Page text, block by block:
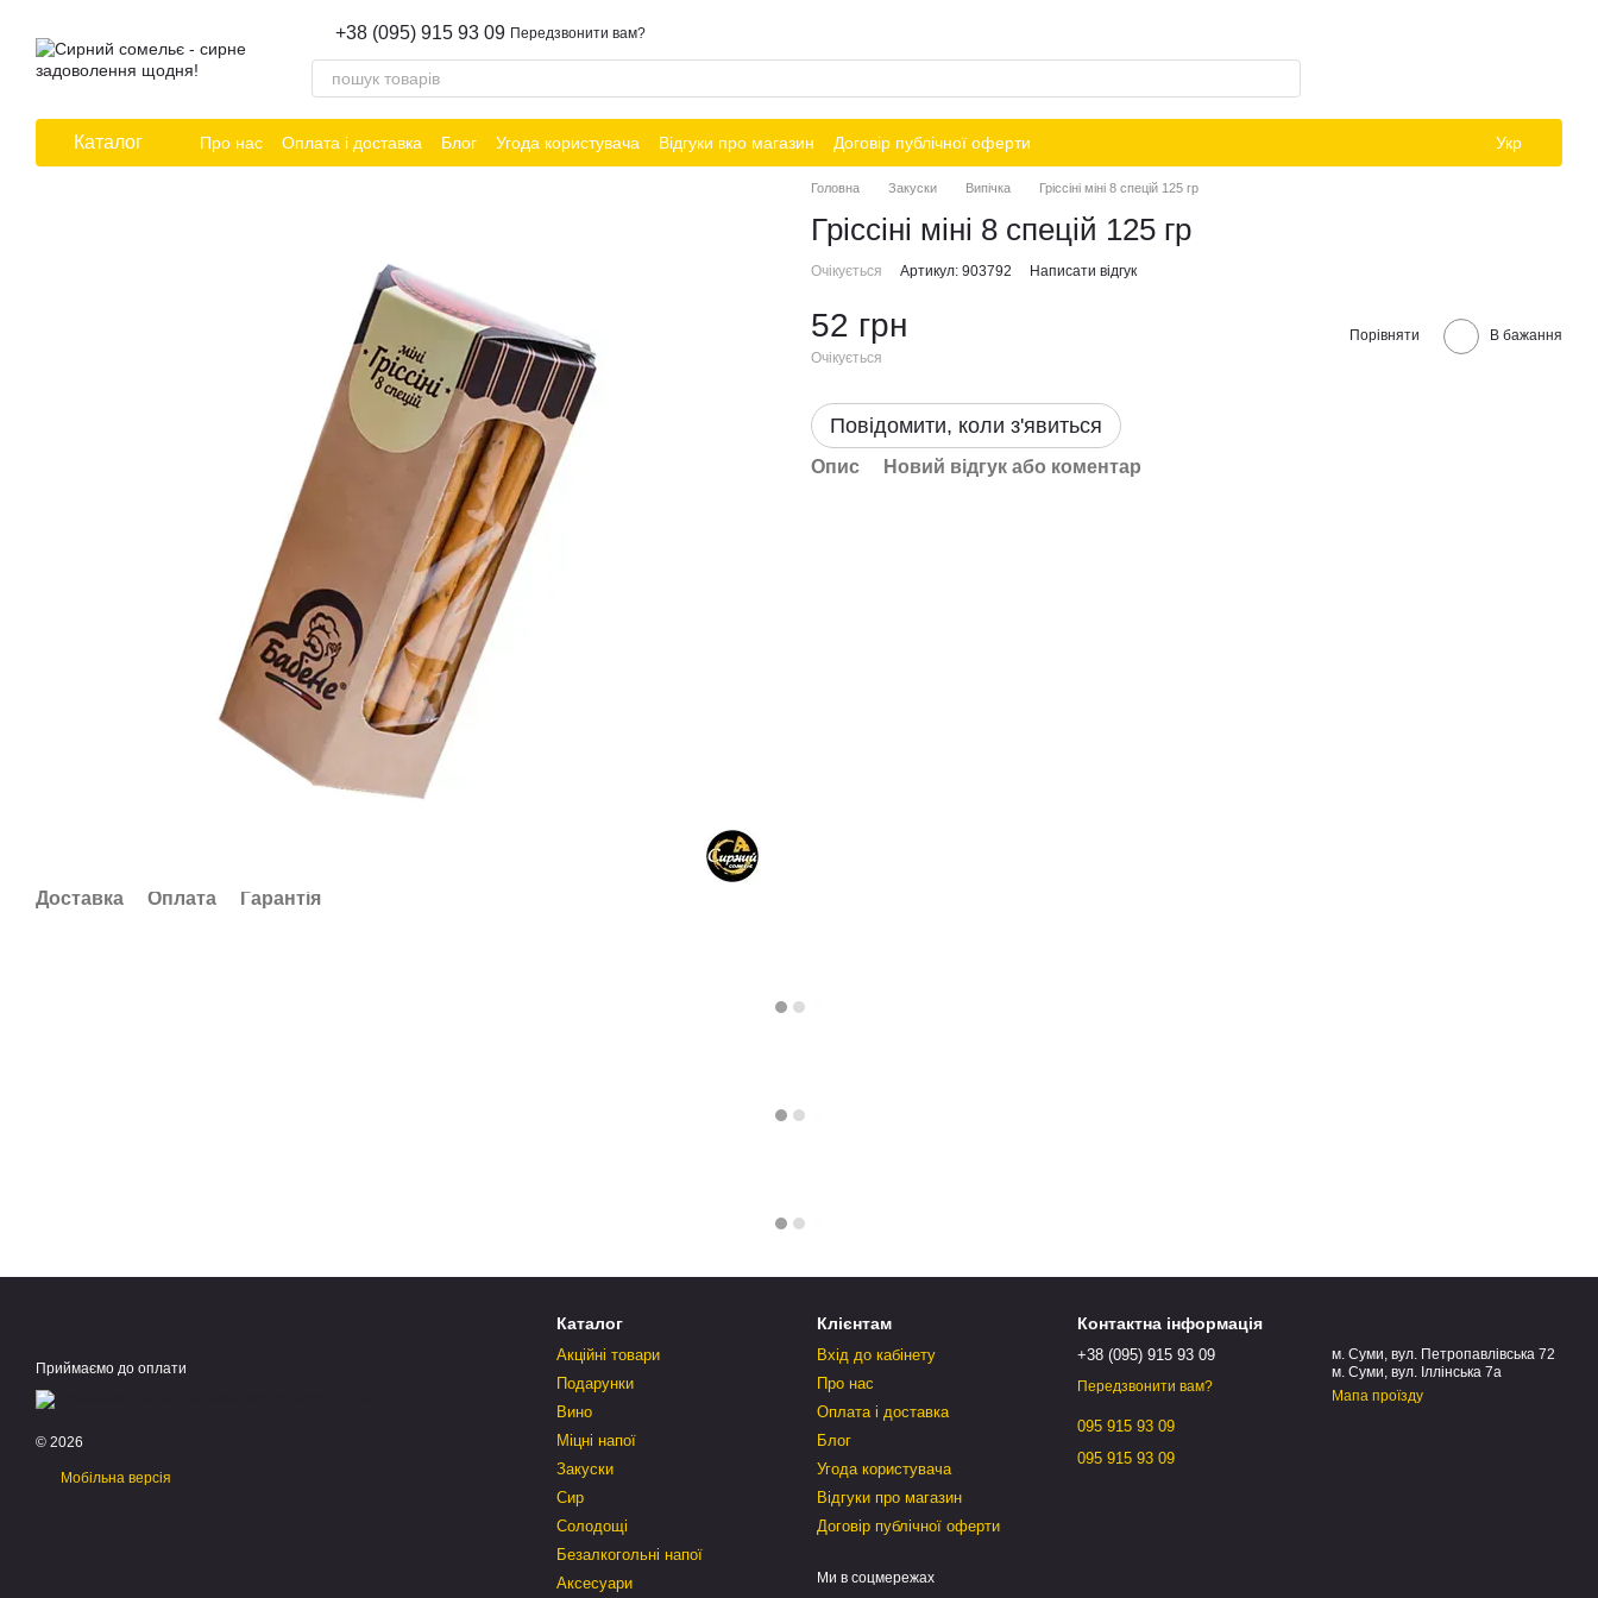
+38 (095) 915 93 09 Передзвонити вам?
Каталог Про нас Оплата і доставка Блог Угода користувача Відгуки про магазин Договір публічної оферти Укр
Доставка Оплата Гарантія
Головна Закуски Випічка Гріссіні міні 8 спецій 125 гр
Гріссіні міні 8 спецій 125 гр
Очікується Артикул: 903792 Написати відгук
52 грн
Очікується
Порівняти В бажання
Повідомити, коли з'явиться
Опис Новий відгук або коментар
Приймаємо до оплати
© 2026
Мобільна версія
Каталог
Акційні товари
Подарунки
Вино
Міцні напої
Закуски
Сир
Солодощі
Безалкогольні напої
Аксесуари
Клієнтам
Вхід до кабінету
Про нас
Оплата і доставка
Блог
Угода користувача
Відгуки про магазин
Договір публічної оферти
Ми в соцмережах
Контактна інформація
+38 (095) 915 93 09
Передзвонити вам?
095 915 93 09
095 915 93 09
м. Суми, вул. Петропавлівська 72
м. Суми, вул. Іллінська 7а
Мапа проїзду